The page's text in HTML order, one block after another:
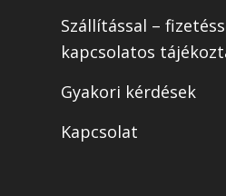
Szállítással –
kapcsolatos
Gyakori kérdések
Kapcsolat